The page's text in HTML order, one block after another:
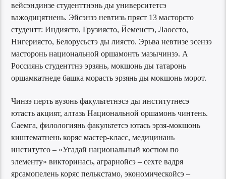
вейсэндинзе студенттнэнь ды университетсэ
важодицятнень. Эйсэнзэ невтизь пряст 13 масторсто
студентт: Индиясто, Грузиясто, Йеменстэ, Лаоссто,
Нигериясто, Белорусьстэ ды лиясто. Эрьва невтизе эсензэ
масторонь национальной оршамонть мазычинзэ. А
Россиянь студенттнэ эрзянь, мокшонь ды татаронь
оршамкатнеде башка морасть эрзянь ды мокшонь морот.
Чинзэ перть вузонь факультетнэсэ ды институтнесэ
ютасть акцият, алтазь Национальной оршамонь чинтень.
Саемга, филологиянь факультетсэ ютась эрзя-мокшонь
киштематнень коряс мастер-класс, медицинань
институтсо – «Угадай национальный костюм по
элементу» викторинась, аграрнойсэ – сехте вадря
ярсамопелень коряс пелькстамо, экономическойсэ –